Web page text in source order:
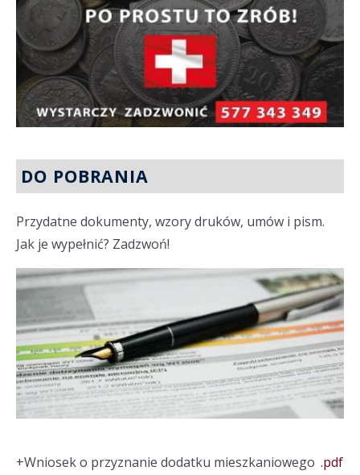
DO POBRANIA
Przydatne dokumenty, wzory druków, umów i pism.
Jak je wypełnić? Zadzwoń!
+Wniosek o przyznanie dodatku mieszkaniowego .pdf